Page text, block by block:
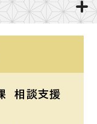
相談支援